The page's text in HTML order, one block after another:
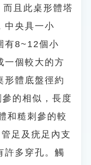
且此桌形體塔
中央具一小
有8~12個小
一個較大的方
形體底盤徑約
的相似，長度
和糙刺參的較
足及疣足內支
許多穿孔。觸